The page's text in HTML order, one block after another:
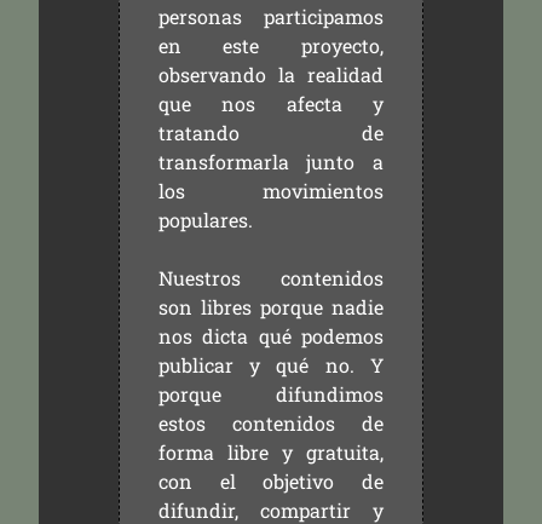
personas participamos
en este proyecto,
observando la realidad
que nos afecta y
tratando de
transformarla junto a
los movimientos
populares.
Nuestros contenidos
son libres porque nadie
nos dicta qué podemos
publicar y qué no. Y
porque difundimos
estos contenidos de
forma libre y gratuita,
con el objetivo de
difundir, compartir y